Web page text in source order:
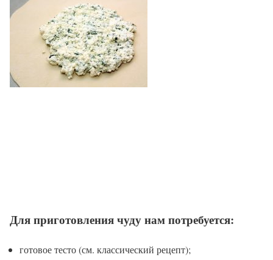
Для приготовления чуду нам потребуется:
готовое тесто (см. классический рецепт);